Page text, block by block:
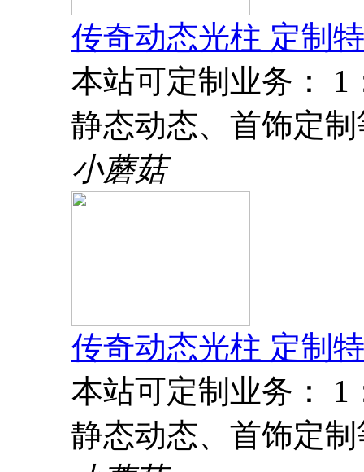
传奇动态光柱 定制
本站可定制业务： 1
静态动态、首饰定
小蘑菇
传奇动态光柱 定制
本站可定制业务： 1
静态动态、首饰定